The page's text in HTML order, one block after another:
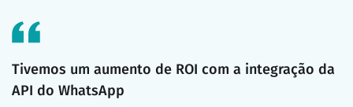
Tivemos um aumento de ROI com a integração da
API do WhatsApp